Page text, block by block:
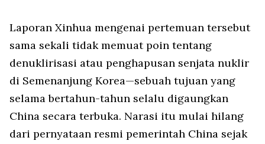
Laporan Xinhua mengenai pertemuan tersebut
sama sekali tidak memuat poin tentang
denuklirisasi atau penghapusan senjata nuklir
di Semenanjung Korea—sebuah tujuan yang
selama bertahun-tahun selalu digaungkan
China secara terbuka. Narasi itu mulai hilang
dari pernyataan resmi pemerintah China sejak